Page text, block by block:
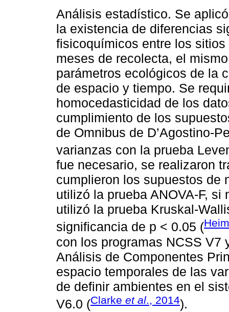
Análisis estadístico. Se
la existencia de diferencias
fisicoquímicos entre los
meses de recolecta, el
parámetros ecológicos de la
de espacio y tiempo. Se
homocedasticidad de los
cumplimiento de los
de Omnibus de D’Agostino-
varianzas con la prueba
fue necesario, se realizaron
cumplieron los supuestos de
utilizó la prueba ANOVA-F,
utilizó la prueba Kruskal-
significancia de p < 0.05 (
con los programas NCSS V7
Análisis de Componentes
espacio temporales de las
de definir ambientes en el
V6.0 (Clarke et al., 2014).